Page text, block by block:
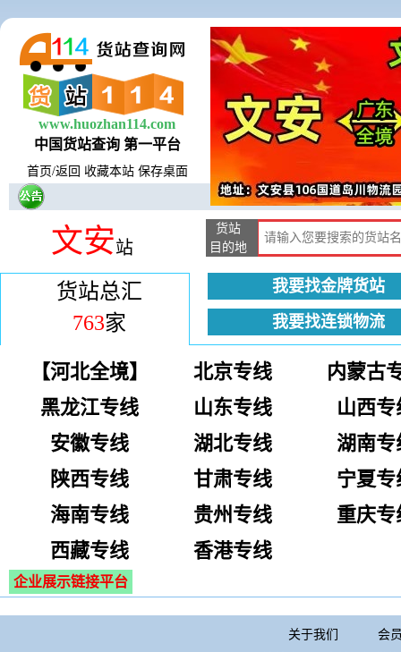
www.huozhan114.com
中国货站查询 第一平台
首页/返回 收藏本站 保存桌面
文安站
货站
目的地
货站总汇
763家
我要找金牌货站
我要找连锁物流
【河北全境】 北京专线
内蒙古
黑龙江专线
山东专线
山西专
安徽专线
湖北专线
湖南专
陕西专线
甘肃专线
宁夏专
海南专线
贵州专线
重庆专
西藏专线
香港专线
企业展示链接平台
关于我们
会